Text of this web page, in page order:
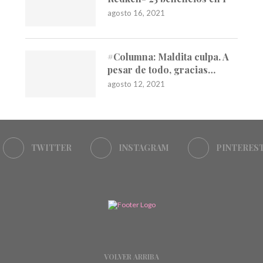
agosto 16, 2021
#Columna: Maldita culpa. A
pesar de todo, gracias…
agosto 12, 2021
TWITTER INSTAGRAM
VOLVER ARRIBA